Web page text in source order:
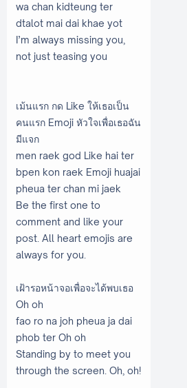
wa chan kidteung ter
dtalot mai dai khae yot
I’m always missing you,
not just teasing you
เม้นแรก กด Like ให้เธอเป็น
คนแรก Emoji หัวใจเพื่อเธอฉัน
มีแจก
men raek god Like hai ter
bpen kon raek Emoji huajai
pheua ter chan mi jaek
Be the first one to
comment and like your
post. All heart emojis are
always for you.
เฝ้ารอหน้าจอเพื่อจะได้พบเธอ
Oh oh
fao ro na joh pheua ja dai
phob ter Oh oh
Standing by to meet you
through the screen. Oh, oh!